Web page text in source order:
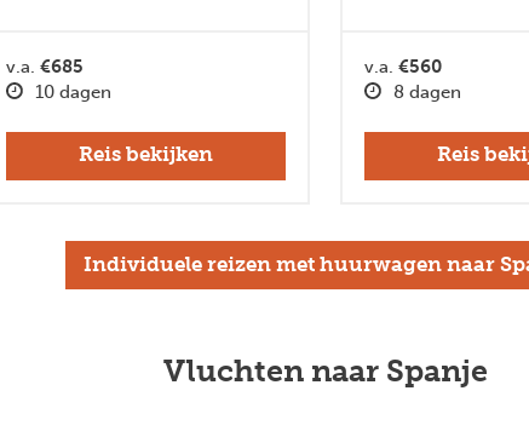
v.a. €685
10 dagen
Reis bekijken
v.a. €560
8 dagen
Reis
Individuele reizen met huurwagen naar
Vluchten naar Spanje